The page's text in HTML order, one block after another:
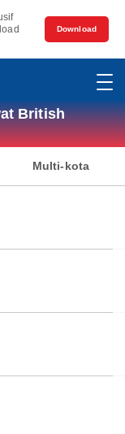
Download
British
Multi-kota